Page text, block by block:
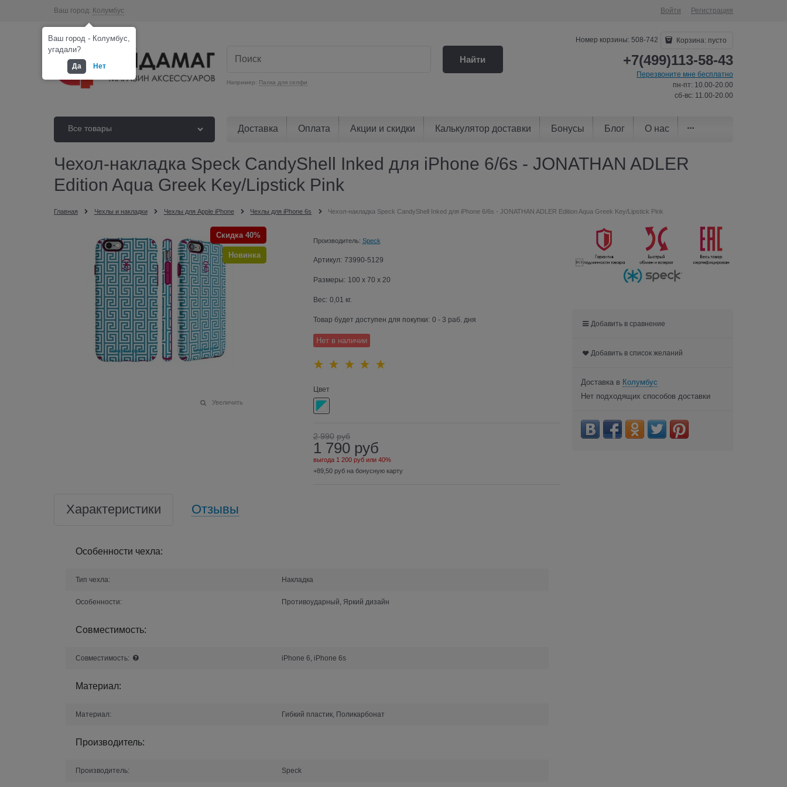
Ваш город: Колумбус Войти Регистрация
Например: Палка для селфи
Найти
Номер корзины: 508-742 Корзина: пусто
+7(499)113-58-43
Перезвоните мне бесплатно
пн-пт: 10.00-20.00
сб-вс: 11.00-20.00
Все товары Доставка Оплата Акции и скидки Калькулятор доставки Бонусы Блог О нас
Чехол-накладка Speck CandyShell Inked для iPhone 6/6s - JONATHAN ADLER
Edition Aqua Greek Key/Lipstick Pink
Главная Чехлы и накладки Чехлы для Apple iPhone Чехлы для iPhone 6s Чехол-накладка Speck CandyShell Inked для iPhone 6/6s - JONATHAN ADLER Edition Aqua Greek Key/Lipstick Pink
Скидка 40%
Новинка
Увеличить
Производитель: Speck
Артикул: 73990-5129
Размеры: 100 x 70 x 20
Вес: 0,01 кг.
Товар будет доступен для покупки: 0 - 3 раб. дня
Нет в наличии
Цвет
2 990 руб
1 790 руб
выгода 1 200 рубили 40%
+89,50 руб на бонусную карту
Характеристики Отзывы
Особенности чехла:
Тип чехла: Накладка
Особенности: Противоударный, Яркий дизайн
Совместимость:
Совместимость: iPhone 6, iPhone 6s
Материал:
Материал: Гибкий пластик, Поликарбонат
Производитель:
Производитель: Speck

Добавить в сравнение
Добавить в список желаний
Доставка в Колумбус
Нет подходящих способов доставки
Ваш город - Колумбус,
угадали?
Да Нет